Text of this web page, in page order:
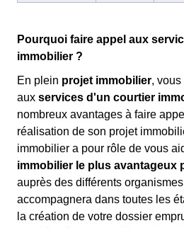
Pourquoi faire appel aux
immobilier ?
En plein projet immobilier, vous
aux services d'un courtier
nombreux avantages à faire
réalisation de son projet
immobilier a pour rôle de vous
immobilier le plus avantageux
auprès des différents
accompagnera dans toutes les
la création de votre dossier